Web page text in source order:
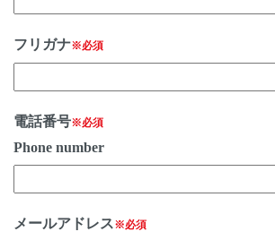
フリガナ※必須
電話番号※必須
Phone number
メールアドレス※必須